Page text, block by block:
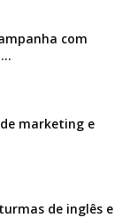
com
marketing e
de inglês e